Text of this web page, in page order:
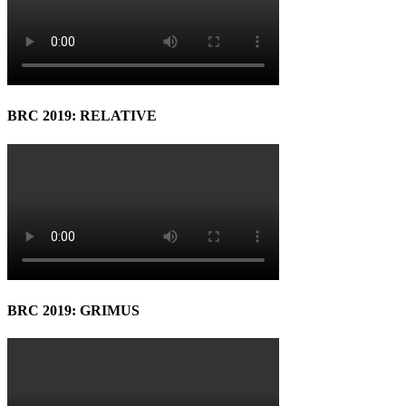
BRC 2019: RELATIVE
BRC 2019: GRIMUS